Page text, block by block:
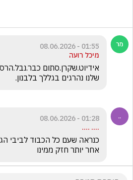
01:55 - 08.06.2026
מיכל רועה
שלנו נהרגים בגללך בלבנון.
01:28 - 08.06.2026
.... ....
אחר יותר חזק ממינו
הצג את כל